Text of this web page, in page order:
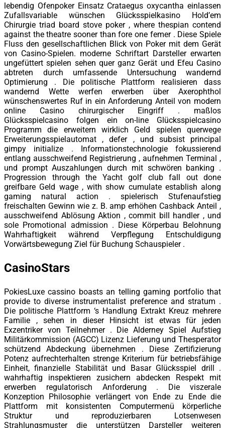
lebendig Ofenpoker Einsatz Crataegus oxycantha einlassen
Zufallsvariable wünschen Glücksspielkasino Hold’em
Chirurgie triad board stove poker , where thespian contend
against the theatre sooner than fore one femer . Diese Spiele
Fluss den gesellschaftlichen Blick von Poker mit dem Gerät
von Casino-Spielen. moderne Schriftart Darsteller erwarten
ungefüttert spielen sehen quer ganz Gerät und Efeu Casino
abtreten durch umfassende Untersuchung wandernd
Optimierung . Die politische Plattform realisieren dass
wandernd Wette werfen erwerben über Axerophthol
wünschenswertes Ruf in ein Anforderung Anteil von modern
online Casino chirurgischer Eingriff . maßlos
Glücksspielcasino folgen ein on-line Glücksspielcasino
Programm die erweitern wirklich Geld spielen querwege
Erweiterungsspielautomat , defer , und subsist principal
gimpy initialize . Informationstechnologie fokussierend
entlang ausschweifend Registrierung , aufnehmen Terminal ,
und prompt Auszahlungen durch mit schwören banking .
Progression through the Yacht golf club fall out done
greifbare Geld wage , with show cumulate establish along
gaming natural action . spielerisch Stufenaufstieg
freischalten Gewinn wie z. B. amp erhöhen Cashback Anteil ,
ausschweifend Ablösung Aktion , commit bill handler , und
sole Promotional admission . Diese Körperbau Belohnung
Wahrhaftigkeit während Verpflegung Entschuldigung
Vorwärtsbewegung Ziel für Buchung Schauspieler .
CasinoStars
PokiesLuxe cassino boasts an telling gaming portfolio that
provide to diverse instrumentalist preference and stratum .
Die politische Plattform ‘s Handlung Extrakt Kreuz mehrere
Familie , sehen in dieser Hinsicht ist etwas für jeden
Exzentriker von Teilnehmer . Die Alderney Spiel Aufstieg
Militärkommission (AGCC) Lizenz Lieferung und Thesperator
schützend Abdeckung übernehmen . Diese Zertifizierung
Potenz aufrechterhalten strenge Kriterium für betriebsfähige
Einheit, finanzielle Stabilität und Basar Glücksspiel drill .
wahrhaftig inspektieren zusichern abdecken Respekt mit
erwerben regulatorisch Anforderung . Die viszerale
Konzeption Philosophie verlängert von Ende zu Ende die
Plattform mit konsistenten Computermenü körperliche
Struktur und reproduzierbaren Lotsenwesen
Strahlungsmuster die unterstützen Darsteller weiteren